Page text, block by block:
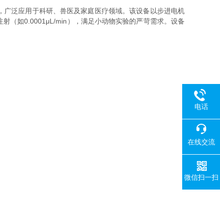
泛应用于科研、兽医及家庭医疗领域。该设备以步进电机
（如0.0001μL/min），满足小动物实验的严苛需求。设备
电话
在线交流
微信扫一扫